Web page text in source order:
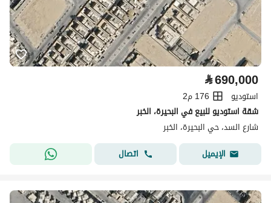
⃁690,000
استوديو
176 م2
شقة استوديو للبيع في البحيرة، الخبر
شارع السد، حي البحيرة، الخبر
الإيميل
اتصال